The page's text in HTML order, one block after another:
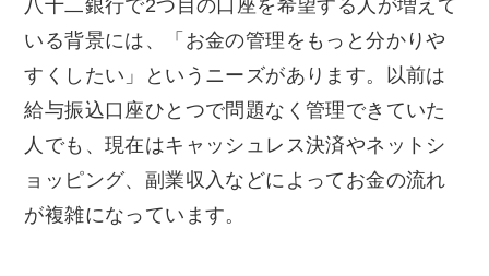
八十二銀行で2つ目の口座を希望する人が増えて
いる背景には、「お金の管理をもっと分かりや
すくしたい」というニーズがあります。以前は
給与振込口座ひとつで問題なく管理できていた
人でも、現在はキャッシュレス決済やネットシ
ョッピング、副業収入などによってお金の流れ
が複雑になっています。